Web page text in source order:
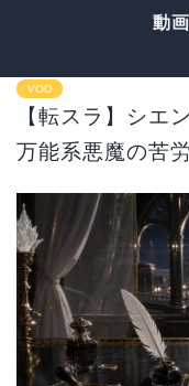
動
VOD
【転スラ】シエ
万能系悪魔の苦